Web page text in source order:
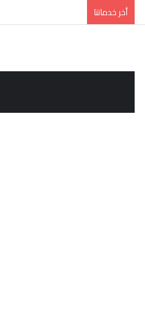
أخر خدماتنا